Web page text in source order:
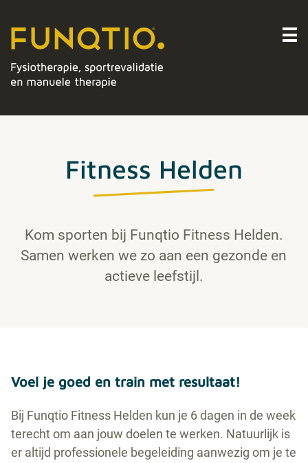
Fitness Helden
Kom sporten bij Funqtio Fitness Helden.
Samen werken we zo aan een gezonde en
actieve leefstijl.
Voel je goed en train met resultaat!
Bij Funqtio Fitness Helden kun je 6 dagen in de week
terecht om aan jouw doelen te werken. Natuurlijk is
er altijd professionele begeleiding aanwezig om je te